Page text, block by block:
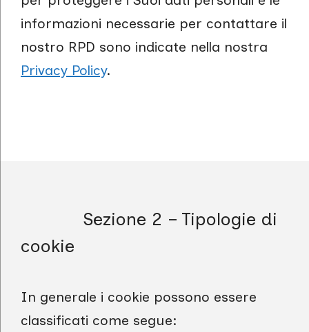
informazioni necessarie per contattare il
nostro RPD sono indicate nella nostra
Privacy Policy.
Sezione 2 – Tipologie di
cookie
In generale i cookie possono essere
classificati come segue: